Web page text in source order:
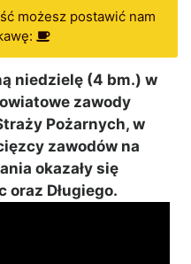
możesz postawić nam
niedzielę (4 bm.) w
zawody
Pożarnych, w
zawodów na
okazały się
oraz Długiego.